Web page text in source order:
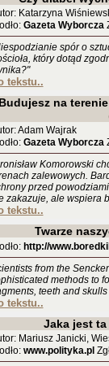
Katarzyna
Gazeta Wyborcza
spór o
który dotąd
tekstu..
Budujesz na
Adam Wajrak
Gazeta Wyborcza
Komorowski
zalewowych.
przed
zakazuje, ale wspiera
tekstu..
Twarze
http://
from the
methods to
teeth and
tekstu..
Jaka jest
Mariusz Janicki,
www.polityka.pl